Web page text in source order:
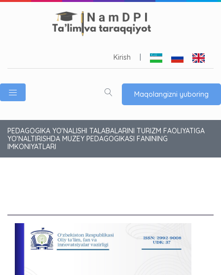
Kirish
Maqolangizni yuboring
PEDAGOGIKA YO‘NALISHI TALABALARINI TURIZM FAOLIYATIGA
YO‘NALTIRISHDA MUZEY PEDAGOGIKASI FANINING
IMKONIYATLARI